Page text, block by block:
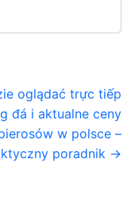
oglądać trực tiếp
đá i aktualne ceny
w polsce –
poradnik →